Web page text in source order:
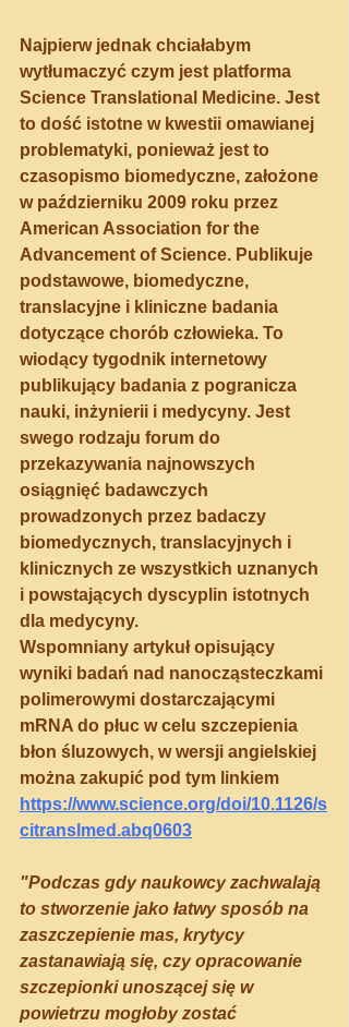
Najpierw jednak chciałabym
wytłumaczyć czym jest platforma
Science Translational Medicine. Jest
to dość istotne w kwestii omawianej
problematyki, ponieważ jest to
czasopismo biomedyczne, założone
w październiku 2009 roku przez
American Association for the
Advancement of Science. Publikuje
podstawowe, biomedyczne,
translacyjne i kliniczne badania
dotyczące chorób człowieka. To
wiodący tygodnik internetowy
publikujący badania z pogranicza
nauki, inżynierii i medycyny. Jest
swego rodzaju forum do
przekazywania najnowszych
osiągnięć badawczych
prowadzonych przez badaczy
biomedycznych, translacyjnych i
klinicznych ze wszystkich uznanych
i powstających dyscyplin istotnych
dla medycyny.
Wspomniany artykuł opisujący
wyniki badań nad nanocząsteczkami
polimerowymi dostarczającymi
mRNA do płuc w celu szczepienia
błon śluzowych, w wersji angielskiej
można zakupić pod tym linkiem
https://www.science.org/doi/10.1126/s
citranslmed.abq0603
"Podczas gdy naukowcy zachwalają
to stworzenie jako łatwy sposób na
zaszczepienie mas, krytycy
zastanawiają się, czy opracowanie
szczepionki unoszącej się w
powietrzu mogłoby zostać